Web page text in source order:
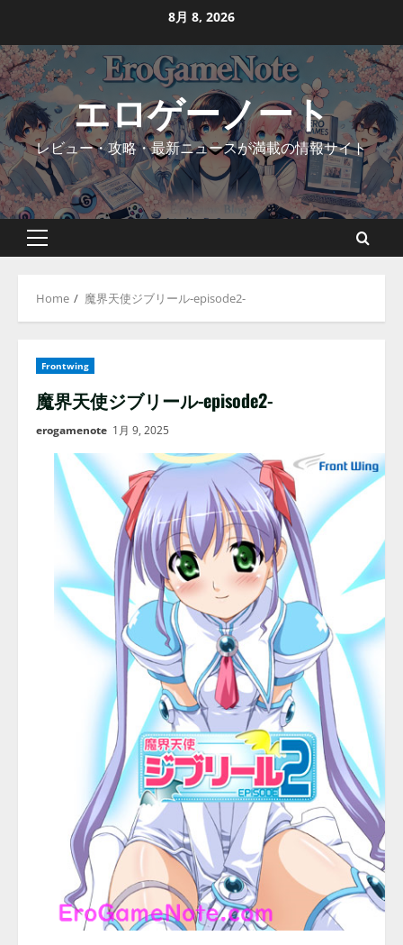
content
8月 8, 2026
エロゲーノート
レビュー・攻略・最新ニュースが満載の情報サイト
Primary
Home 魔界天使ジブリール-episode2-
Frontwing
魔界天使ジブリール-episode2-
erogamenote 1月 9, 2025